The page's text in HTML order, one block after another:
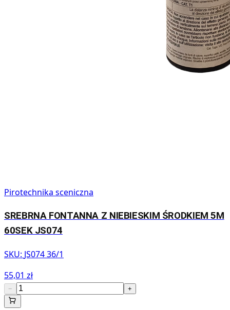
Pirotechnika sceniczna
SREBRNA FONTANNA Z NIEBIESKIM ŚRODKIEM 5M
60SEK JS074
SKU: JS074 36/1
55,01 zł
− +